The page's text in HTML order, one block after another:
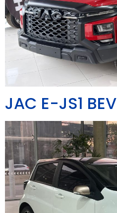
JAC E-JS1 BEV